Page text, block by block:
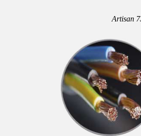
Artisan